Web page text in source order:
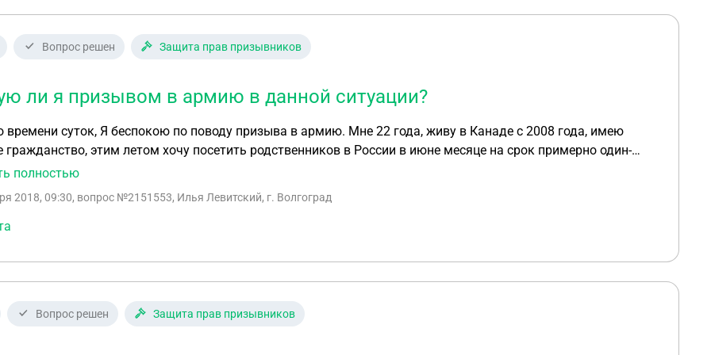
Вопрос решен Защита прав призывников
ли я призывом в армию в данной ситуации?
поводу призыва в армию. Мне 22 года, живу в Канаде с 2008 года, имею
гражданство, этим летом хочу посетить родственников в России в июне месяце на срок примерно один-
На воинском учете не состою, возможно прописан в России. Хотел бы узнать, рискую ли я призывом
полностью
2018, 09:30, вопрос №2151553, Илья Левитский, г. Волгоград
Вопрос решен Защита прав призывников